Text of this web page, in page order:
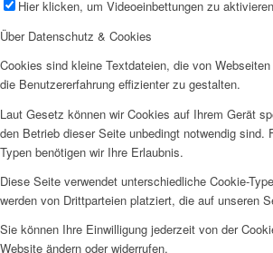
Hier klicken, um Videoeinbettungen zu
Über Datenschutz & Cookies
Cookies sind kleine Textdateien, die von
die Benutzererfahrung effizienter zu gestalten.
Laut Gesetz können wir Cookies auf Ihrem Gerät
den Betrieb dieser Seite unbedingt notwendig sind.
Typen benötigen wir Ihre Erlaubnis.
Diese Seite verwendet unterschiedliche Cookie-
werden von Drittparteien platziert, die auf unseren
Sie können Ihre Einwilligung jederzeit von der
Website ändern oder widerrufen.